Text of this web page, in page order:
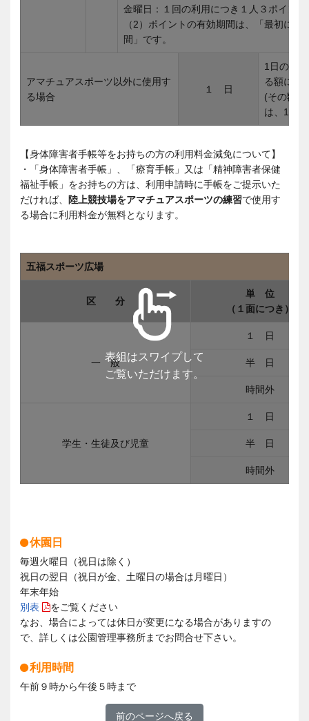
金曜日：１回の利用につき１人３ポイント
（2）ポイントの有効期間は、「最初に
間」です。
アマチュアスポーツ以外に使用す
る場合
１ 日
1日の入
る額に
(その額
は、
【身体障害者手帳等をお持ちの方の利用料金減免について】
・「身体障害者手帳」、「療育手帳」又は「精神障害者保健
福祉手帳」をお持ちの方は、利用申請時に手帳をご提示いた
だければ、
陸上競技場をアマチュアスポーツの練習で使用す
る場合に利用料金が無料となります。
五福スポーツ広場
区 分
単 位
（１面につき）
一 般
１ 日
半 日
時間外
学生・生徒及び児童
１ 日
半 日
時間外
表組はスワイプして
ご覧いただけます。
休園日
毎週火曜日（祝日は除く）
祝日の翌日（祝日が金、土曜日の場合は月曜日）
年末年始
別表
をご覧ください
なお、場合によっては休日が変更になる場合がありますの
で、詳しくは公園管理事務所までお問合せ下さい。
利用時間
午前９時から午後５時まで
前のページへ戻る